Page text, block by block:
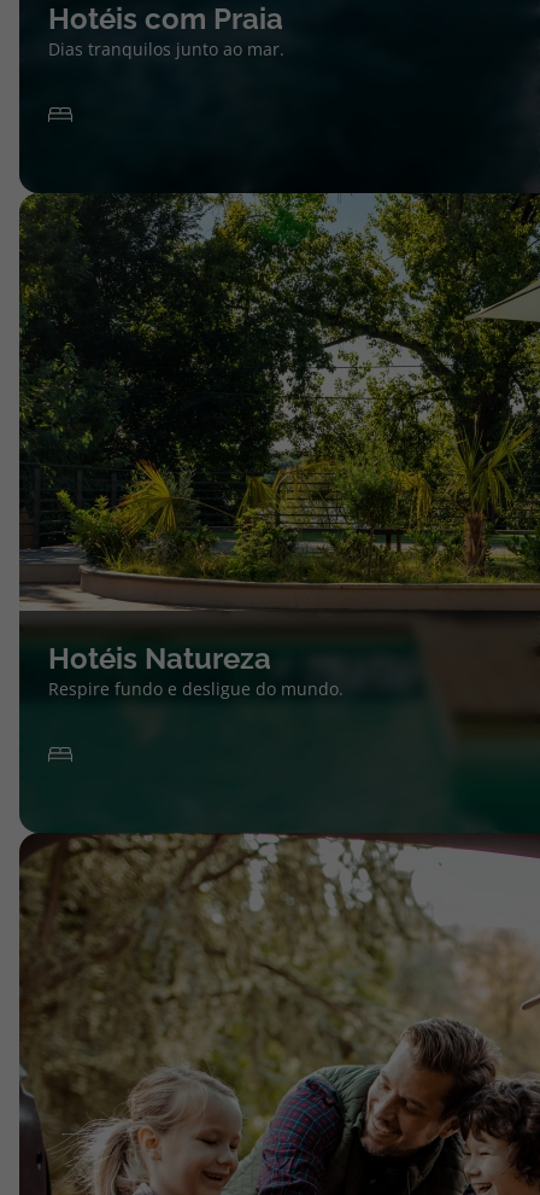
Hotéis com Praia
Dias tranquilos junto ao mar.
Hotéis Natureza
Respire fundo e desligue do mundo.